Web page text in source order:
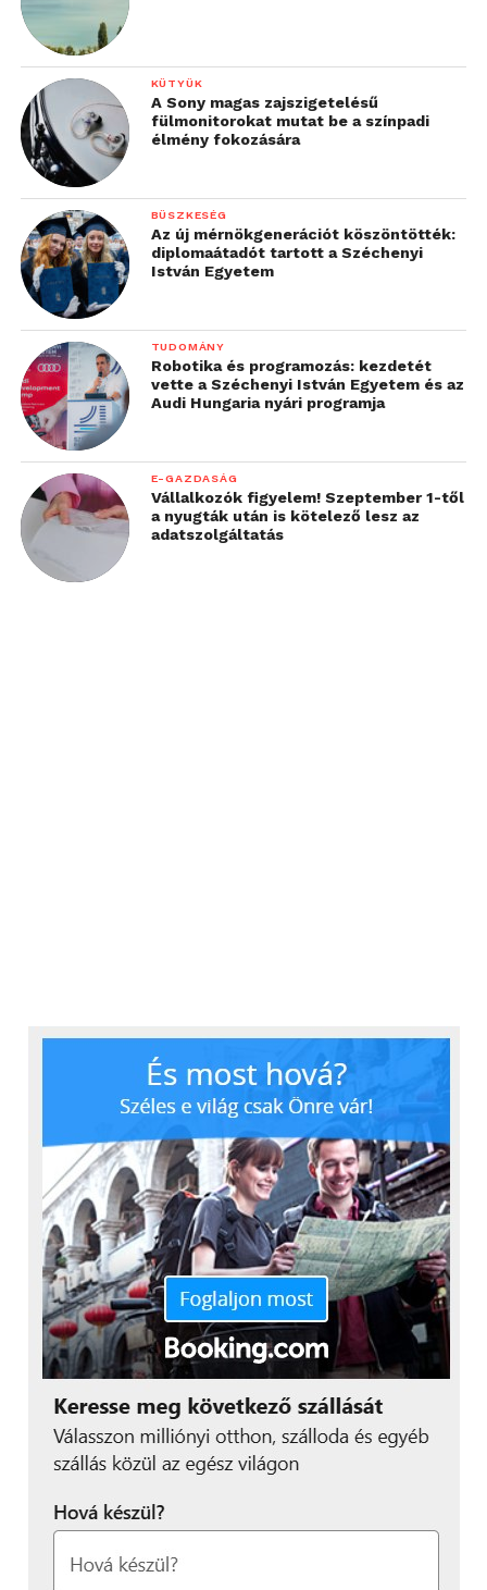
támogatást nyújtsanak számukra, hiszen, ha ez a
segítség nem áll rendelkezésükre, annak
hosszantartó hatásai lesznek a globális
produktivitásra, valamint a globális munkaerő
magán és szakmai életére is.
Az emberek 76 százaléka érzi úgy,
hogy a munkáltatónak többet kéne
tennie a munkavállalók mentális
egészségének védelme érdekében
százalékuk megjegyezte, hogy
munkahelyük biztosít valamilyen
mentális egészséget támogató
szolgáltatást a COVID-19 járvánnyal
összefüggésben.
A globális munkaerő 83 százaléka
szeretné, ha cége valamilyen
technológiát biztosítana mentális
egészségének támogatására, ideértve
a releváns egészségügyi információhoz
való hozzájutást (36 százalék), igény
Az emberek 42 százaléka szerint a
munkahelyi stressz, szorongás vagy
depresszió csökkenti
produktivitásukat, 40 százalékuk
szerint pedig a rossz döntéshozatal
növekedéséhez vezet. A
megkérdezettek 85 százaléka szerint a
munkával kapcsolatos stressz,
szorongás és depresszió befolyásolja
magánéletüket is.
Támogató idézetek
“A távmunka új
elvárásaival és a
személyes és a szakmai
élet közötti határ
elmosódásával a COVID-
KÜTYÜK
A Sony magas zajszigetelésű
fülmonitorokat mutat be a színpadi
élmény fokozására
BÜSZKESÉG
Az új mérnökgenerációt köszöntötték:
diplomaátadót tartott a Széchenyi
István Egyetem
TUDOMÁNY
Robotika és programozás: kezdetét
vette a Széchenyi István Egyetem és az
Audi Hungaria nyári programja
E-GAZDASÁG
Vállalkozók figyelem! Szeptember 1-től
a nyugták után is kötelező lesz az
adatszolgáltatás